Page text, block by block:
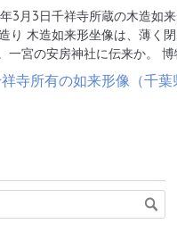
3月3日千祥寺所蔵の木造如
り 木造如来形坐像は、薄く
一宮の安房神社に伝来か。